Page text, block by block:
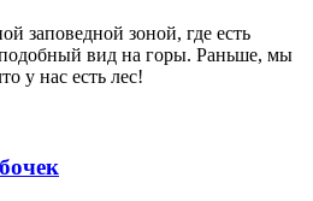
заповедной зоной, где есть
вид на горы. Раньше, мы
у нас есть лес!